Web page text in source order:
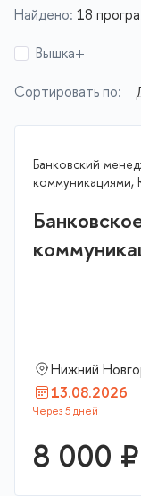
Найдено: 18
Вышка+
Сортировать по:
Банковский
коммуникациями,
Нижний
13.08.2026
8 000 ₽